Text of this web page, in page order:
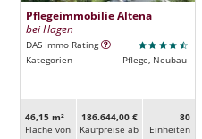
Pflegeimmobilie Altena
bei Hagen
DAS Immo Rating
Kategorien
Pflege, Neubau
46,15 m²
Fläche von
186.644,00 €
Kaufpreise ab
80
Ein­heiten